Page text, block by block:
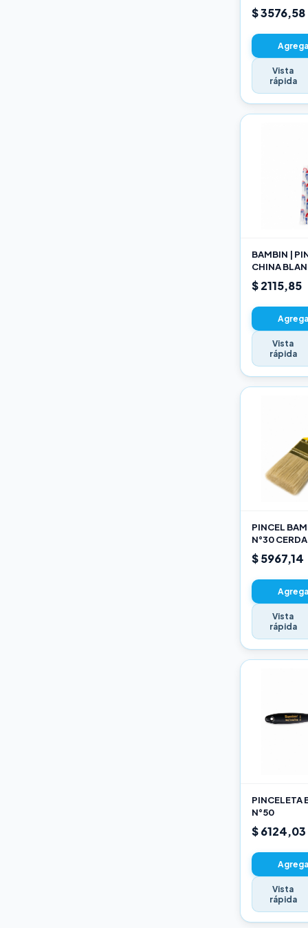
22CM
$ 3576,58
Vista
rápida
BAMBIN |
CHINA
189 10
$ 2115,85
Vista
rápida
PINCEL
N°30
$ 5967,14
Vista
rápida
PINCELETA
N°50
$ 6124,03
Vista
rápida